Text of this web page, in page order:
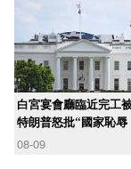
白宮宴會廳臨近完工
特朗普怒批“國家恥辱
08-09